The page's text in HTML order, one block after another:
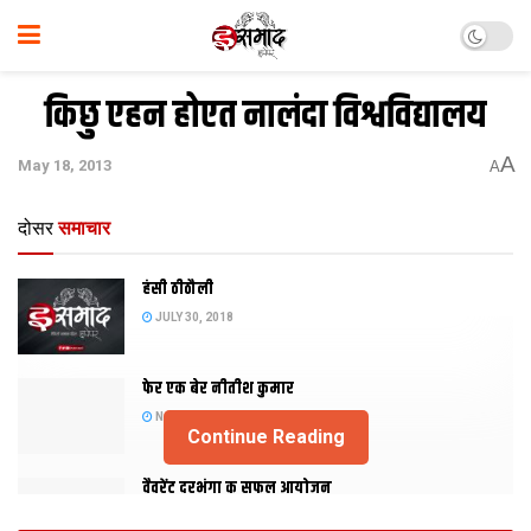
किछु एहन होएत नालंदा विश्वविद्यालय
May 18, 2013 AA
दोसर समाचार
हंसी ठीठौली
JULY 30, 2018
फेर एक बेर नीतीश कुमार
NOVEMBER 20, 2015
वैवरेंट दरभंगा क सफल आयोजन
Continue Reading